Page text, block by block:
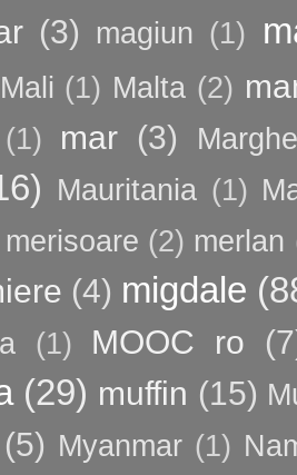
(3) magiun (1)
Mali (1) Malta (2)
(1) mar (3)
Mauritania (1)
merisoare (2) merlan
(4) migdale
(1) MOOC ro
(29) muffin (15)
(5) Myanmar (1)